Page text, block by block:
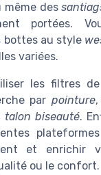
même des
portées.
bottes au style
variées.
les filtres
par pointure,
talon biseauté.
et enrichir
ou le confort.